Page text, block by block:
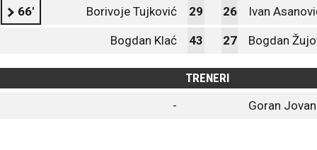
66' Borivoje Tujković 29 26 Ivan
Bogdan Klać 43 27 Bogdan
TRENERI
-
Goran